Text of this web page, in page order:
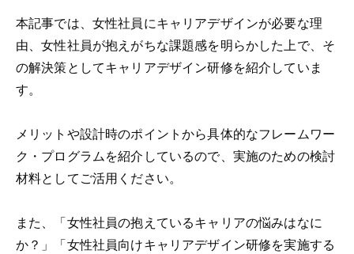
本記事では、女性社員にキャリアデザインが必要な理
由、女性社員が抱えがちな課題感を明らかした上で、そ
の解決策としてキャリアデザイン研修を紹介していま
す。
メリットや設計時のポイントから具体的なフレームワー
ク・プログラムを紹介しているので、実施のための検討
材料としてご活用ください。
また、「女性社員の抱えているキャリアの悩みはなに
か？」「女性社員向けキャリアデザイン研修を実施する